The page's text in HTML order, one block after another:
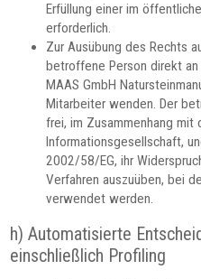
Erfüllung einer im
erforderlich.
Zur Ausübung des Rechts
betroffene Person direkt
MAAS GmbH
Mitarbeiter wenden. Der
frei, im Zusammenhang mit
Informationsgesellschaft,
2002/58/EG, ihr
Verfahren auszuüben, bei
verwendet werden.
h) Automatisierte
einschließlich Profiling